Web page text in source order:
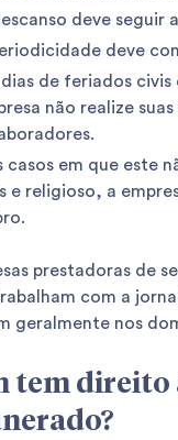
deve seguir
deve
dias de feriados
não realize
casos em que este
e religioso, a
prestadoras de
com a
geralmente nos
tem direito